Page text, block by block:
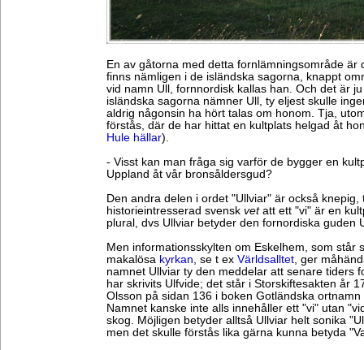
En av gåtorna med detta fornlämningsområde är
finns nämligen i de isländska sagorna, knappt
vid namn Ull, fornnordisk kallas han. Och det är
isländska sagorna nämner Ull, ty eljest skulle
aldrig någonsin ha hört talas om honom. Tja,
förstås, där de har hittat en kultplats helgad åt
Hule hällar).
- Visst kan man fråga sig varför de bygger en
Uppland åt vår bronsåldersgud?
Den andra delen i ordet "Ullviar" är också knepig,
historieintresserad svensk vetatt ett "vi" är en
plural, dvs Ullviar betyder den fornordiska guden
Men informationsskylten om Eskelhem, som står
makalösa kyrkan, se t ex Världsalltet, ger
namnet Ullviar ty den meddelar att senare tiders
har skrivits Ulfvide; det står i Storskiftesakten år
Olsson på sidan 136 i boken Gotländska
Namnet kanske inte alls innehåller ett "vi" utan
skog. Möjligen betyder alltså Ullviar helt sonika
men det skulle förstås lika gärna kunna betyda